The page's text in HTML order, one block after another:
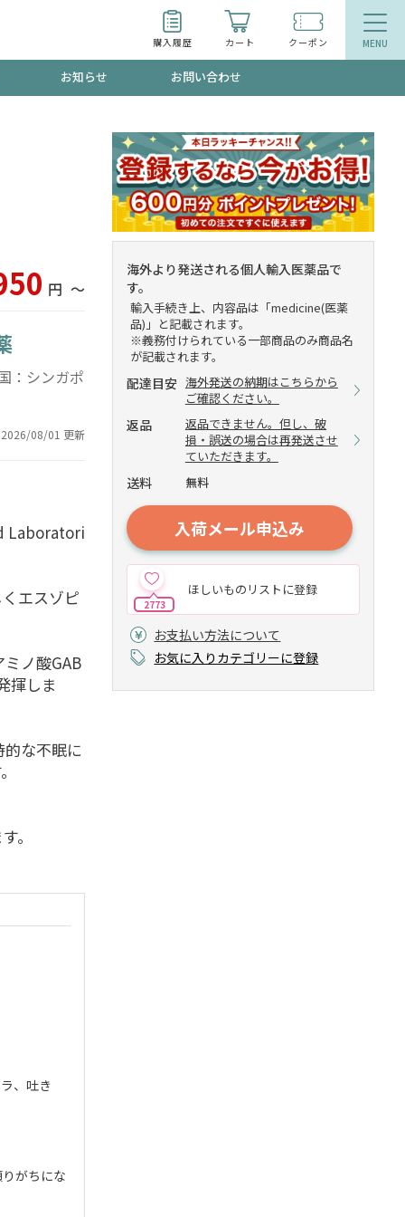
購入履歴 カート クーポン
食品
お得なクーポン"3種類"出現中！今月のスト
！今すぐ使えるクーポンプレゼント中！！
集！限定クーポンも不定期配信
お知らせ お問い合わせ
円 〜
：シンガポ
2026/08/01 更新
Laboratori
エスゾピ
ノ酸GAB
揮しま
な不眠に
。
海外より発送される個人輸入医薬品で
す。
輸入手続き上、内容品は「medicine(医薬
品)」と記載されます。
※義務付けられている一部商品のみ商品名
が記載されます。
配達目安 海外発送の納期はこちらから
ご確認ください。
返品
返品できません。但し、破
損・誤送の場合は再発送させ
ていただきます。
送料 無料
入荷メール申込み
ほしいものリストに登録
2773
お支払い方法について
お気に入りカテゴリーに登録
、吐き
がちにな